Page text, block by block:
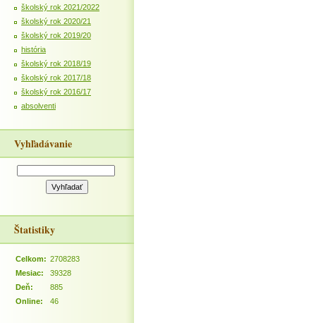
školský rok 2021/2022
školský rok 2020/21
školský rok 2019/20
história
školský rok 2018/19
školský rok 2017/18
školský rok 2016/17
absolventi
Vyhľadávanie
Štatistiky
Online: 46
Celkom: 2708283
Mesiac:
39328
Deň:
885